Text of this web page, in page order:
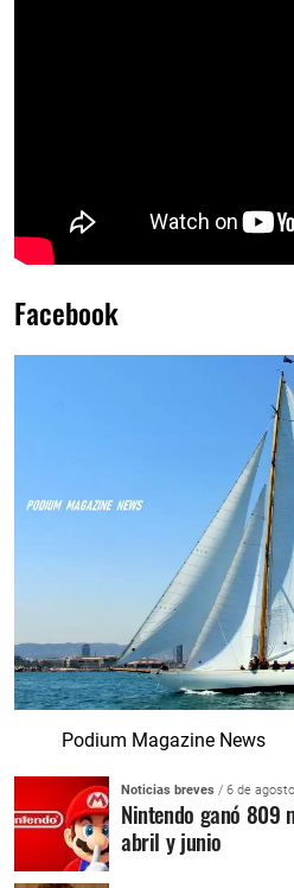
Facebook
Podium Magazine News
Noticias breves / 6 de
Nintendo ganó 809
abril y junio